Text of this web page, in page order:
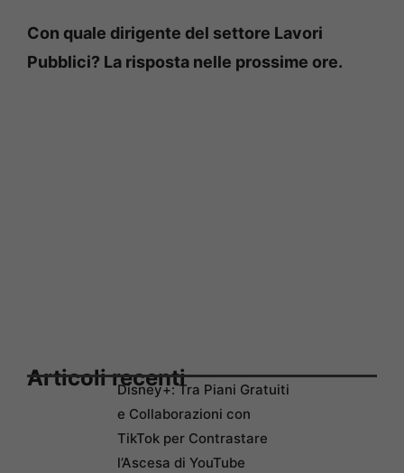
Con quale dirigente del settore Lavori
Pubblici? La risposta nelle prossime ore.
Articoli recentiDisney+: Tra Piani Gratuiti
e Collaborazioni con
TikTok per Contrastare
l’Ascesa di YouTube